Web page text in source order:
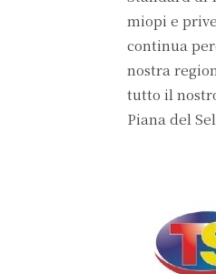
miopi e
continua
nostra
tutto il
Piana del